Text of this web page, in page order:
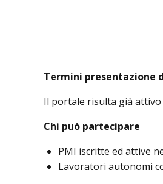
Termini presentazione
Il portale risulta già
Chi può partecipare
PMI iscritte ed attive
Lavoratori autonomi